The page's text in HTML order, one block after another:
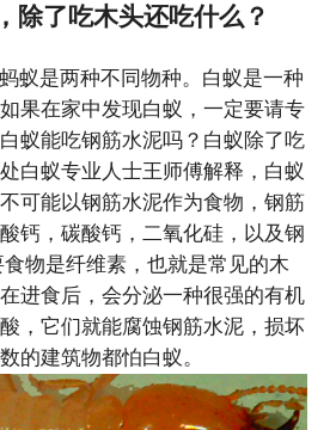
除了吃木头还吃什么？
蚁是两种不同物种。白蚁是一种
果在家中发现白蚁，一定要请专
蚁能吃钢筋水泥吗？白蚁除了吃
白蚁专业人士王师傅解释，白蚁
可能以钢筋水泥作为食物，钢筋
钙，碳酸钙，二氧化硅，以及钢
物是纤维素，也就是常见的木
进食后，会分泌一种很强的有机
，它们就能腐蚀钢筋水泥，损坏
的建筑物都怕白蚁。